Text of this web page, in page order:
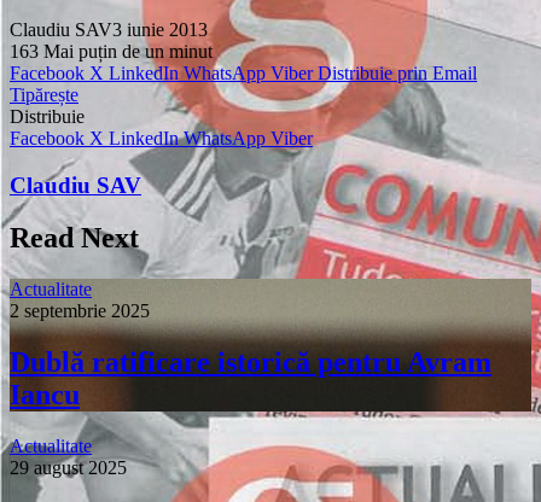
Claudiu SAV3 iunie 2013
163 Mai puțin de un minut
Facebook X LinkedIn WhatsApp Viber Distribuie prin Email
Tipărește
Distribuie
Facebook X LinkedIn WhatsApp Viber
Claudiu SAV
Read Next
Actualitate
2 septembrie 2025
Dublă ratificare istorică pentru Avram
Iancu
Actualitate
29 august 2025